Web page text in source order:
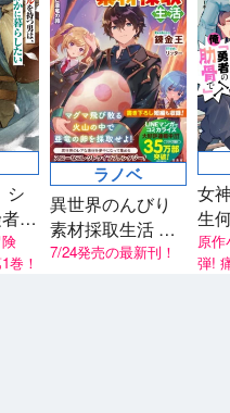
シ
者
た
巻！
ラノベ
異世界のんびり
素材採取生活 灼
熱の火山と亜竜
7/24発売の最新刊！
女
生
で
者
原
弾! 痛快異世界転生ア